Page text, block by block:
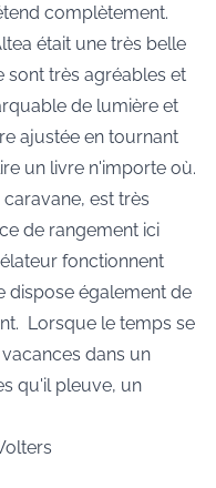
complètement.
était une très belle
sont très agréables et
de lumière et
ajustée en tournant
un livre n'importe où.
est très
de rangement ici
fonctionnent
dispose également de
Lorsque le temps se
dans un
qu'il pleuve, un